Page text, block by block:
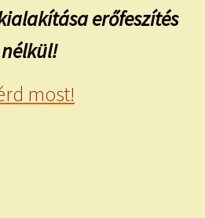
erőfeszítés
nélkül!
most!